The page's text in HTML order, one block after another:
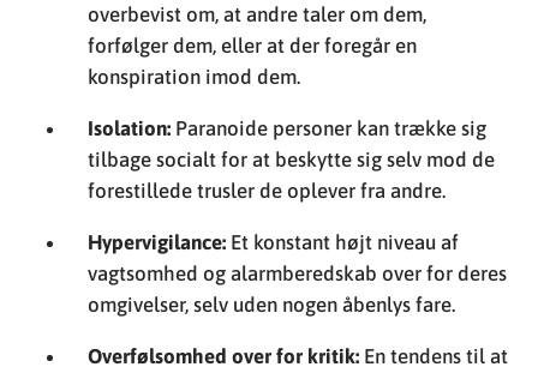
overbevist om, at andre taler om dem,
forfølger dem, eller at der foregår en
konspiration imod dem.
Isolation: Paranoide personer kan trække sig
tilbage socialt for at beskytte sig selv mod de
forestillede trusler de oplever fra andre.
Hypervigilance: Et konstant højt niveau af
vagtsomhed og alarmberedskab over for deres
omgivelser, selv uden nogen åbenlys fare.
Overfølsomhed over for kritik: En tendens til at